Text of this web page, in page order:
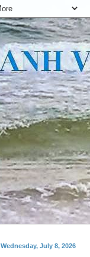
Wednesday, July 8, 2026